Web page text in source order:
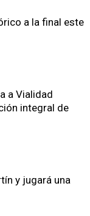
a la final este
a Vialidad
integral de
y jugará una